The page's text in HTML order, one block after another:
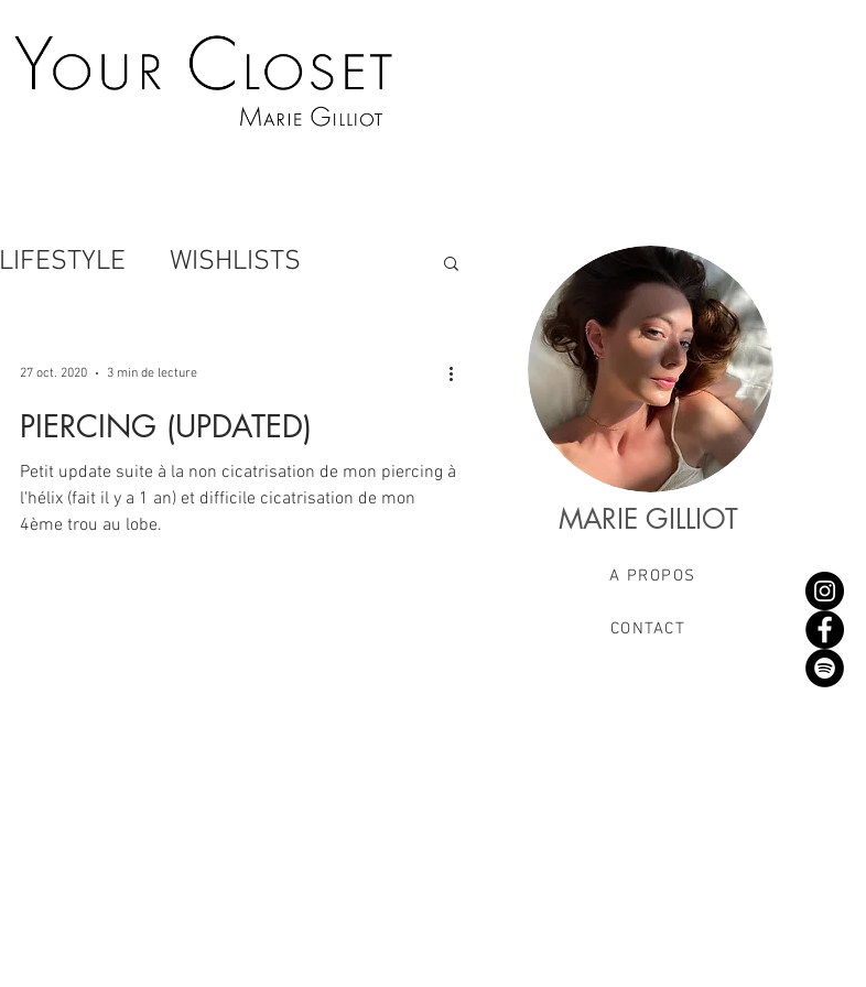
MARIE GILLIOT
A PROPOS
CONTACT
LIFESTYLE WISHLISTS
PIERCING (UPDATED)
Petit update suite à la non cicatrisation de mon piercing à
l'hélix (fait il y a 1 an) et difficile cicatrisation de mon
4ème trou au lobe.
27 oct. 2020 3 min de lecture